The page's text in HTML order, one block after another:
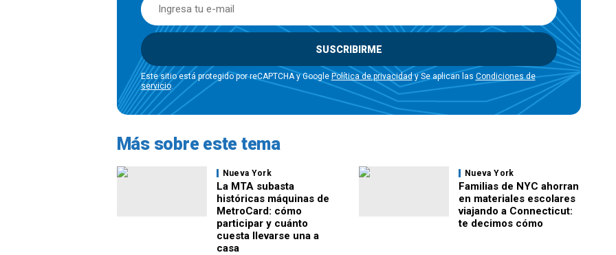
SUSCRIBIRME
Este sitio está protegido por reCAPTCHA y Google Política de privacidady Se aplican las Condiciones de
servicio.
Más sobre este tema
Nueva York
La MTA subasta
históricas máquinas de
MetroCard: cómo
participar y cuánto
cuesta llevarse una a
casa
Nueva York
Familias de NYC ahorran
en materiales escolares
viajando a Connecticut:
te decimos cómo